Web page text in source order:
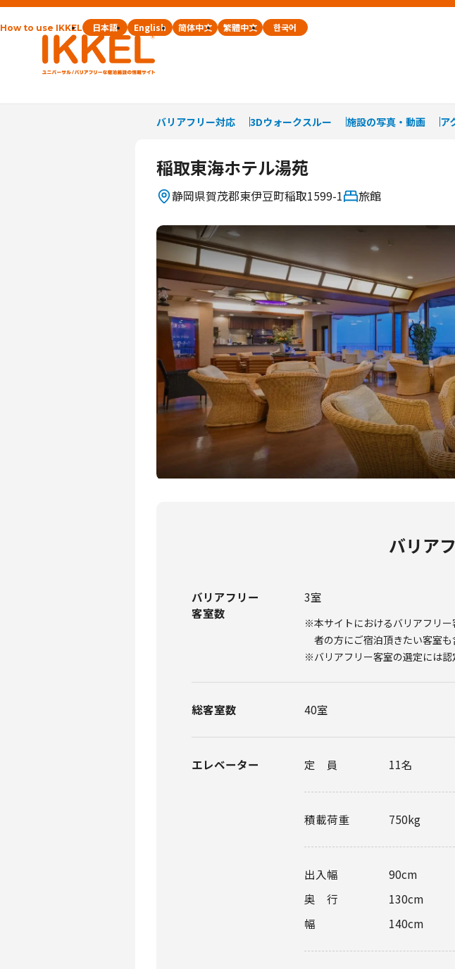
How to use IKKEL 日本語 English 简体中文 繁體中文 한국어
バリアフリー対応 3Dウォークスルー 施設の写真・動画 ア
稲取東海ホテル湯苑
静岡県賀茂郡東伊豆町稲取1599-1 旅館
バリア
バリアフリー
客室数
3室
※本サイトにおけるバリアフリ
者の方にご宿泊頂きたい客室も
※バリアフリー客室の選定には認
総客室数 40室
エレベーター 定員 11名
積載荷重 750kg
出入幅
90cm
奥行
130cm
幅
140cm